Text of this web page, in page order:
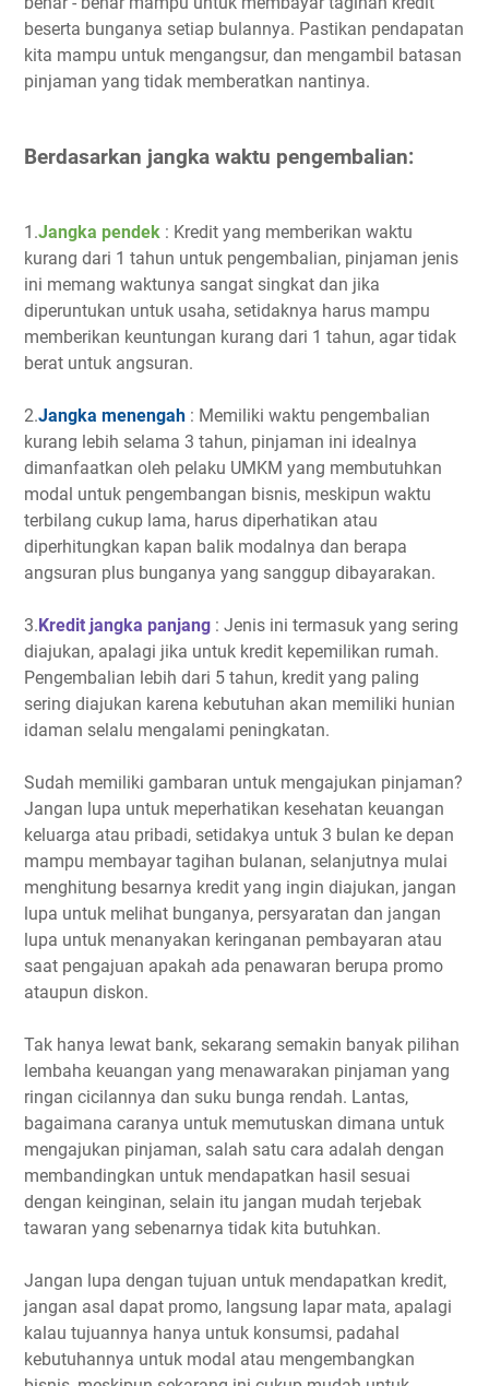
beserta bunganya setiap bulannya. Pastikan pendapatan
kita mampu untuk mengangsur, dan mengambil batasan
pinjaman yang tidak memberatkan nantinya.
Berdasarkan jangka waktu pengembalian:
1.Jangka pendek : Kredit yang memberikan waktu
kurang dari 1 tahun untuk pengembalian, pinjaman jenis
ini memang waktunya sangat singkat dan jika
diperuntukan untuk usaha, setidaknya harus mampu
memberikan keuntungan kurang dari 1 tahun, agar tidak
berat untuk angsuran.
2.Jangka menengah : Memiliki waktu pengembalian
kurang lebih selama 3 tahun, pinjaman ini idealnya
dimanfaatkan oleh pelaku UMKM yang membutuhkan
modal untuk pengembangan bisnis, meskipun waktu
terbilang cukup lama, harus diperhatikan atau
diperhitungkan kapan balik modalnya dan berapa
angsuran plus bunganya yang sanggup dibayarakan.
3.Kredit jangka panjang : Jenis ini termasuk yang sering
diajukan, apalagi jika untuk kredit kepemilikan rumah.
Pengembalian lebih dari 5 tahun, kredit yang paling
sering diajukan karena kebutuhan akan memiliki hunian
idaman selalu mengalami peningkatan.
Sudah memiliki gambaran untuk mengajukan pinjaman?
Jangan lupa untuk meperhatikan kesehatan keuangan
keluarga atau pribadi, setidakya untuk 3 bulan ke depan
mampu membayar tagihan bulanan, selanjutnya mulai
menghitung besarnya kredit yang ingin diajukan, jangan
lupa untuk melihat bunganya, persyaratan dan jangan
lupa untuk menanyakan keringanan pembayaran atau
saat pengajuan apakah ada penawaran berupa promo
ataupun diskon.
Tak hanya lewat bank, sekarang semakin banyak pilihan
lembaha keuangan yang menawarakan pinjaman yang
ringan cicilannya dan suku bunga rendah. Lantas,
bagaimana caranya untuk memutuskan dimana untuk
mengajukan pinjaman, salah satu cara adalah dengan
membandingkan untuk mendapatkan hasil sesuai
dengan keinginan, selain itu jangan mudah terjebak
tawaran yang sebenarnya tidak kita butuhkan.
Jangan lupa dengan tujuan untuk mendapatkan kredit,
jangan asal dapat promo, langsung lapar mata, apalagi
kalau tujuannya hanya untuk konsumsi, padahal
kebutuhannya untuk modal atau mengembangkan